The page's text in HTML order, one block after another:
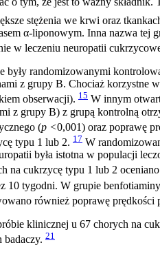
stężenia we krwi oraz
α-liponowym. Inna nazwa
w leczeniu neuropatii
były randomizowanymi
z grupy B. Chociaż
obserwacji). 15 W innym
z grupy B) z grupą kontrolną
(p <0,001) oraz poprawę
typu 1 lub 2. 17 W
była istotna w populacji
cukrzycę typu 1 lub 2
tygodni. W grupie
również poprawę
klinicznej u 67 chorych na
badaczy. 21